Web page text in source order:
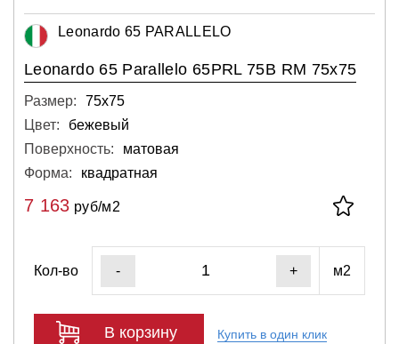
Leonardo 65 PARALLELO
Leonardo 65 Parallelo 65PRL 75B RM 75x75
Размер:
75х75
Цвет:
бежевый
Поверхность:
матовая
Форма:
квадратная
7 163 руб/м2
Кол-во - + м2
В корзину Купить в один клик